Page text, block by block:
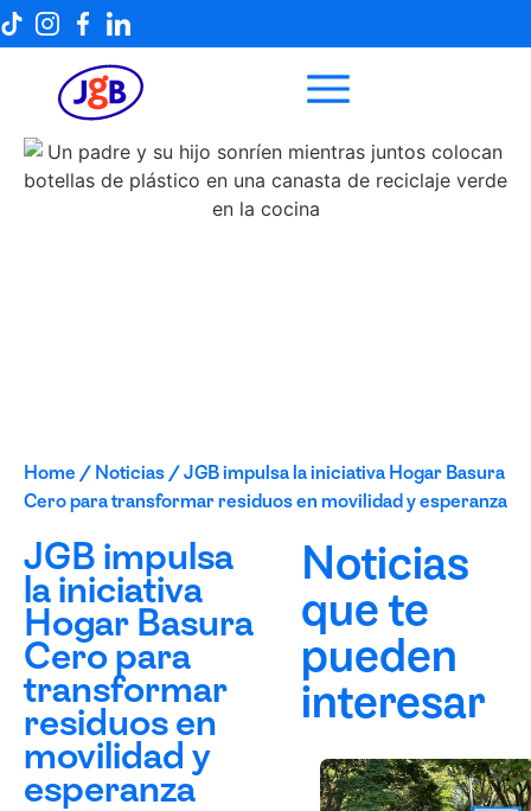
Home / Noticias /JGB impulsa la iniciativa Hogar Basura
Cero para transformar residuos en movilidad y esperanza
JGB impulsa
la iniciativa
Hogar Basura
Cero para
transformar
residuos en
movilidad y
esperanza
Noticias
que te
pueden
interesar